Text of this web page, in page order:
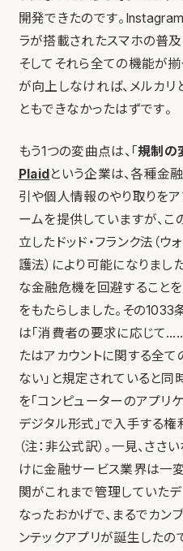
開発できたのです。
ラが搭載されたスマホの普及
そしてそれら全ての機能が
が向上しなければ、メルカリ
ともできなかったはずです。
もう1つの変曲点は、「規制の
Plaid という企業は、各種金
引や個人情報のやり取りをア
ームを提供していますが、
立したドッド・フランク法（
護法）により可能になりまし
な金融危機を回避すること
をもたらしました。その
は「消費者の要求に応じて
たはアカウントに関する全
ない」と規定されていると
を「コンピューターのアプ
デジタル形式」で入手する
（注：非公式訳）。一見、さ
けに金融サービス業界は一
関がこれまで管理していた
なったおかげで、まるでカン
ンテックアプリが誕生したの